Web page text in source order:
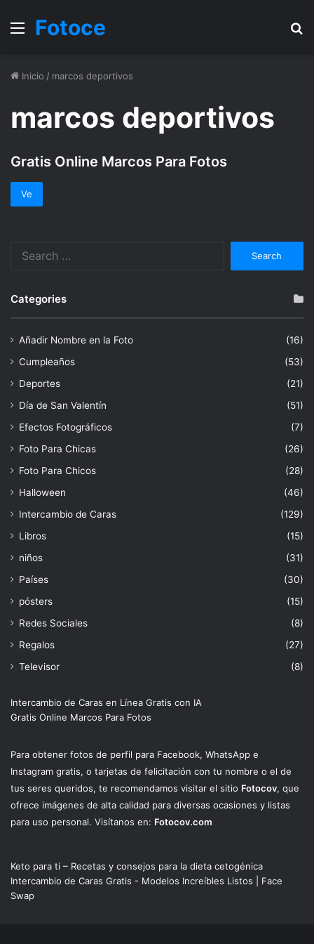
Menu
Fotoce
Inicio / marcos deportivos
marcos deportivos
Gratis Online Marcos Para Fotos
Ve
Categories
Añadir Nombre en la Foto
(16)
Cumpleaños
(53)
Deportes
(21)
Día de San Valentín
(51)
Efectos Fotográficos
(7)
Foto Para Chicas
(26)
Foto Para Chicos
(28)
Halloween
(46)
Intercambio de Caras
(129)
Libros
(15)
niños
(31)
Países
(30)
pósters
(15)
Redes Sociales
(8)
Regalos
(27)
Televisor
(8)
Intercambio de Caras en Línea Gratis con IA
Gratis Online Marcos Para Fotos
Para obtener fotos de perfil para Facebook, WhatsApp e
Instagram gratis, o tarjetas de felicitación con tu nombre o el de
tus seres queridos, te recomendamos visitar el sitio Fotocov, que
ofrece imágenes de alta calidad para diversas ocasiones y listas
para uso personal. Visítanos en: Fotocov.com
Keto para ti – Recetas y consejos para la dieta cetogénica
Intercambio de Caras Gratis - Modelos Increíbles Listos | Face
Swap